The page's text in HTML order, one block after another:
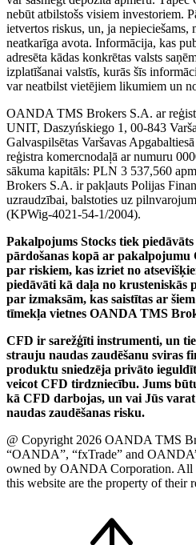
nebūt atbilstošs visiem investoriem.
ietvertos riskus, un, ja nepieciešams,
neatkarīga avota. Informācija, kas
adresēta kādas konkrētas valsts
izplatīšanai valstīs, kurās šīs
var neatbilst vietējiem likumiem un
OANDA TMS Brokers S.A. ar
UNIT, Daszyńskiego 1, 00-843
Galvaspilsētas Varšavas
reģistra komercnodaļā ar numuru
sākuma kapitāls: PLN 3 537,560
Brokers S.A. ir pakļauts Polijas
uzraudzībai, balstoties uz
(KPWig-4021-54-1/2004).
Pakalpojums Stocks tiek
pārdošanas kopā ar
par riskiem, kas izriet no
piedāvāti kā daļa no krusteniskās
par izmaksām, kas saistītas ar
tīmekļa vietnes OANDA TMS
CFD ir sarežģīti instrumenti, un
strauju naudas zaudēšanu sviras
produktu sniedzēja privāto
veicot CFD tirdzniecību. Jums
kā CFD darbojas, un vai Jūs
naudas zaudēšanas risku.
@ Copyright 2026 OANDA TMS
“OANDA”, “fxTrade” and
owned by OANDA Corporation. All
this website are the property of their